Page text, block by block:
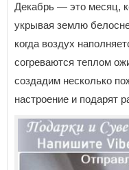
Декабрь — это месяц,
укрывая землю
когда воздух
согреваются теплом
создадим несколько
настроение и подарят